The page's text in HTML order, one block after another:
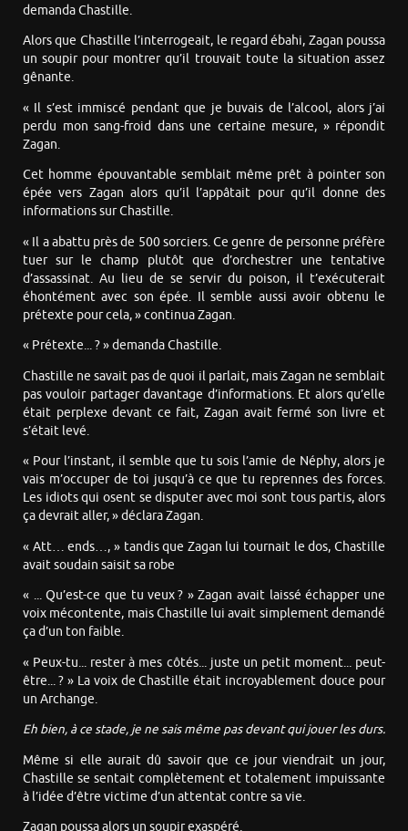
demanda Chastille.
Alors que Chastille l’interrogeait, le regard ébahi, Zagan poussa
un soupir pour montrer qu’il trouvait toute la situation assez
gênante.
« Il s’est immiscé pendant que je buvais de l’alcool, alors j’ai
perdu mon sang-froid dans une certaine mesure, » répondit
Zagan.
Cet homme épouvantable semblait même prêt à pointer son
épée vers Zagan alors qu’il l’appâtait pour qu’il donne des
informations sur Chastille.
« Il a abattu près de 500 sorciers. Ce genre de personne préfère
tuer sur le champ plutôt que d’orchestrer une tentative
d’assassinat. Au lieu de se servir du poison, il t’exécuterait
éhontément avec son épée. Il semble aussi avoir obtenu le
prétexte pour cela, » continua Zagan.
« Prétexte... ? » demanda Chastille.
Chastille ne savait pas de quoi il parlait, mais Zagan ne semblait
pas vouloir partager davantage d’informations. Et alors qu’elle
était perplexe devant ce fait, Zagan avait fermé son livre et
s’était levé.
« Pour l’instant, il semble que tu sois l’amie de Néphy, alors je
vais m’occuper de toi jusqu’à ce que tu reprennes des forces.
Les idiots qui osent se disputer avec moi sont tous partis, alors
ça devrait aller, » déclara Zagan.
« Att… ends…, » tandis que Zagan lui tournait le dos, Chastille
avait soudain saisit sa robe
« ... Qu’est-ce que tu veux ? » Zagan avait laissé échapper une
voix mécontente, mais Chastille lui avait simplement demandé
ça d’un ton faible.
« Peux-tu... rester à mes côtés... juste un petit moment... peut-
être... ? » La voix de Chastille était incroyablement douce pour
un Archange.
Eh bien, à ce stade, je ne sais même pas devant qui jouer les durs.
Même si elle aurait dû savoir que ce jour viendrait un jour,
Chastille se sentait complètement et totalement impuissante
à l’idée d’être victime d’un attentat contre sa vie.
Zagan poussa alors un soupir exaspéré.